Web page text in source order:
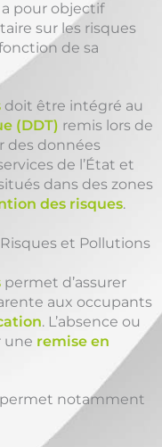
pour objectif
sur les risques
de sa
doit être intégré au
(DDT) remis lors de
des données
de l’État et
dans des zones
des risques.
et Pollutions
permet d’assurer
aux occupants
. L’absence ou
une remise en
permet notamment